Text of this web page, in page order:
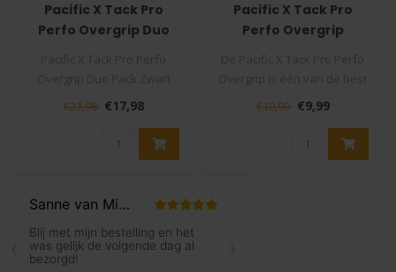
Pacific X Tack Pro
Perfo Overgrip Duo
De Pacific X Tack Pro Perfo
€21,98 €17,98
Pacific X Tack Pro
Perfo Overgrip
en meest verkochte ove..
€10,99 €9,99